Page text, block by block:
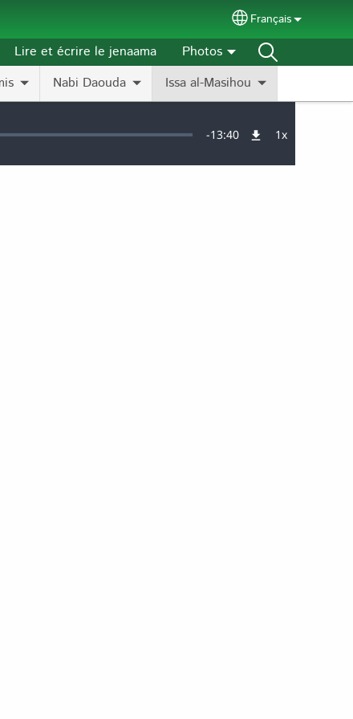
Select your
Français
Nabi Daouda Issa al-Masihou
Lire et écrire le jenaama Photos
Remaining
Time
-13:40 1xVitesse
lecture